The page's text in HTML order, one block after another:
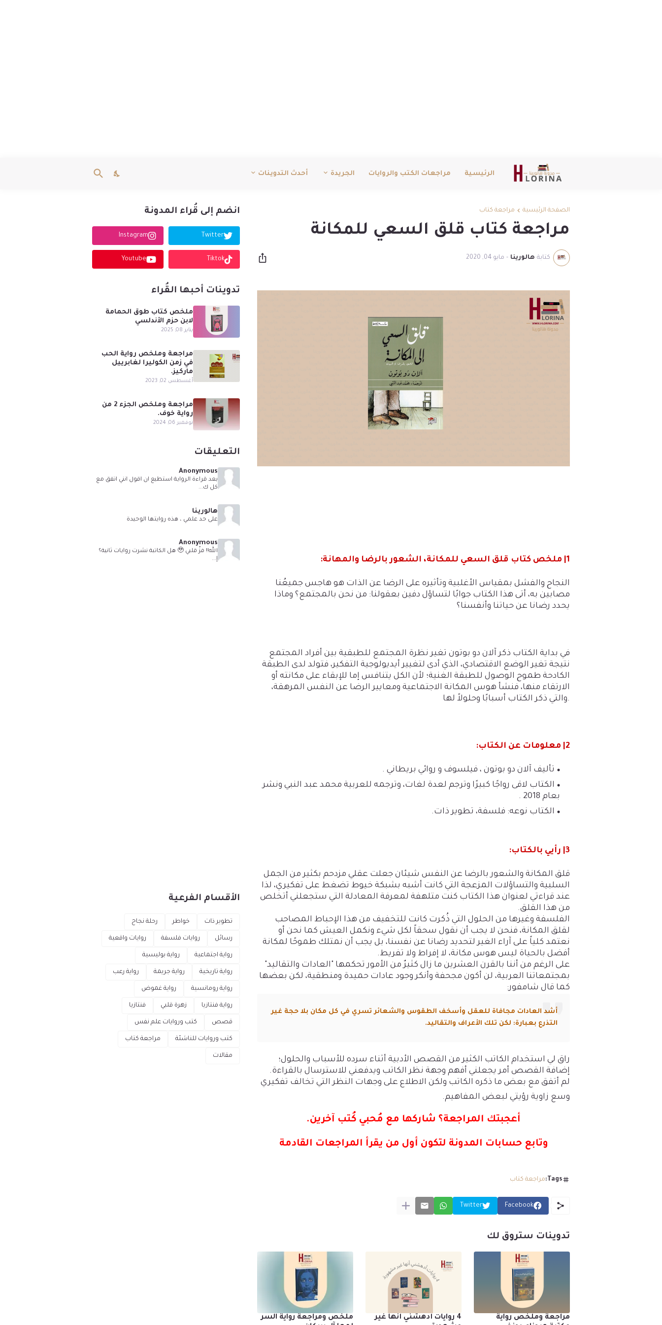
الرئيسية مراجعات الكتب والروايات الجريدة أحدث التدوينات
الصفحة الرئيسية مراجعة كتاب
مراجعة كتاب قلق السعي للمكانة
كتابة هالورينا - مايو 04, 2020
|1 ملخص كتاب قلق السعي للمكانة، الشعور بالرضا والمهانة:
النجاح والفشل بمقياس الأغلبية وتأثيره على الرضا عن الذات هو هاجس جميعُنا
مصابين به، أتى هذا الكتاب جوابًا لتساؤل دفين بعقولنا: من نحن بالمجتمع؟ وماذا
يحدد رضانا عن حياتنا وأنفسنا؟
في بداية الكتاب ذكر آلان دو بوتون تغير نظرة المجتمع للطبقية بين أفراد المجتمع
نتيجة تغير الوضع الاقتصادي، الذي أدى لتغيير أيديولوجية التفكير، فتولد لدى الطبقة
الكادحة طموح الوصول للطبقة الغنية؛ لأن الكل يتنافس إما للإبقاء على مكانته أو
الارتقاء منها، فنشأ هوس المكانة الاجتماعية ومعايير الرضا عن النفس المرهقة،
والتي ذكر الكتاب أسبابًا وحلولاً لها.
2| معلومات عن الكتاب :
تأليف آلان دو بوتون ، فيلسوف و روائي بريطاني .
الكتاب لاقى رواجًا كبيرًا وترجم لعدة لغات، وترجمه للعربية محمد عبد النبي ونشر
بعام 2018
.
الكتاب نوعه: فلسفة، تطوير ذات.
3| رأيي بالكتاب :
قلق المكانة والشعور بالرضا عن النفس شيئان جعلت عقلي مزدحم بكثير من الجمل
السلبية والتساؤلات المزعجة التي كانت أشبه بشبكة خيوط تضغط على تفكيري، لذا
عند قراءتي لعنوان هذا الكتاب كنت متلهفة لمعرفة المعادلة التي ستجعلني أتخلص
من هذا القلق.
الفلسفة وغيرها من الحلول التي ذُكرت كانت للتخفيف من هذا الإحباط المصاحب
لقلق المكانة، فنحن لا يجب أن نقول سحقاً لكل شيء ونكمل العيش كما نحن أو
نعتمد كلياً على آراء الغير لتحديد رضانا عن نفسنا، بل يجب أن نمتلك طموحًا لمكانة
أفضل بالحياة ليس هوس مكانة، لا إفراط ولا تفريط.
على الرغم من أننا بالقرن العشرين ما زال كثيرٌ من الأمور تحكمها "العادات والتقاليد"
بمجتمعاتنا العربية، لن أكون مجحفة وأنكر وجود عادات حميدة ومنطقية، لكن بعضها
كما قال شامفور:
أشد العادات مجافاة للعقل وأسخف الطقوس والشعائر تسري في كل مكان بلا حجة غير
التذرع بعبارة: لكن تلك الأعراف والتقاليد.
راق لي استخدام الكاتب الكثير من القصص الأدبية أثناء سرده للأسباب والحلول؛
إضافة القصص أمر يجعلني أفهم وجهة نظر الكاتب ويدفعني للاسترسال بالقراءة.
لم أتفق مع بعض ما ذكره الكاتب ولكن الاطلاع على وجهات النظر التي تخالف تفكيري
وسع زاوية رؤيتي لبعض المفاهيم.
أعجبتك المراجعة؟ شاركها مع مُحبي كُتب آخرين.
وتابع حسابات المدونة لتكون أول من يقرأ المراجعات القادمة
Tags: مراجعة كتاب
Facebook
Twitter
تدوينات ستروق لك
مراجعة وملخص رواية
4 روايات أدهشني أنها غير
ملخص ومراجعة رواية السر
انضم إلى قُراء المدونة
Twitter
Instagram
Tiktok
Youtube
تدوينات أحبها القُراء
ملخص كتاب طوق الحمامة
لابن حزم الأندلسي
يناير 08, 2025
مراجعة وملخص رواية الحب
في زمن الكوليرا لغابرييل
ماركيز.
أغسطس 02, 2023
مراجعة وملخص الجزء 2 من
رواية خوف.
نوفمبر 06, 2024
التعليقات
Anonymous
بعد قراءة الرواية استطيع ان اقول انني اتفق مع
كل ك...
هالورينا
على حد علمي ، هذه روايتها الوحيدة
Anonymous
الله!! فزّ قلبي 🥹 هل الكاتبة نشرت روايات ثانية؟
إ...
الأقسام الفرعية
تطوير ذات خواطر رحلة نجاح
رسائل روايات فلسفة روايات واقعية
رواية اجتماعية رواية بوليسية
رواية تاريخية رواية جريمة رواية رعب
رواية رومانسية رواية غموض
رواية فنتازيا زهرة قلبي فنتازيا
قصص كتب وروايات علم نفس
كتب وروايات للناشئة مراجعة كتاب
مقالات